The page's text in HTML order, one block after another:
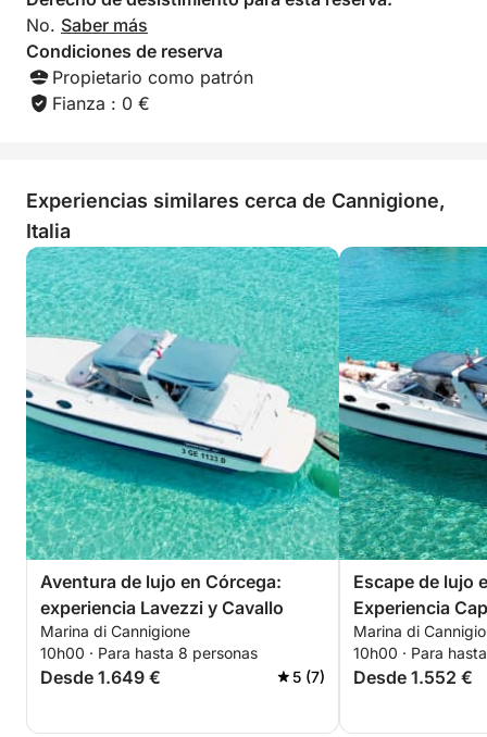
No. Saber más
Condiciones de reserva
Propietario como patrón
Fianza : 0 €
Experiencias similares cerca de Cannigione,
Italia
Aventura de lujo en Córcega:
experiencia Lavezzi y Cavallo
Marina di Cannigione
10h00 · Para hasta 8 personas
Desde 1.649 € 5 (7)
Escape de lujo
Experiencia
Marina di
10h00 · Para
Desde 1.552 €